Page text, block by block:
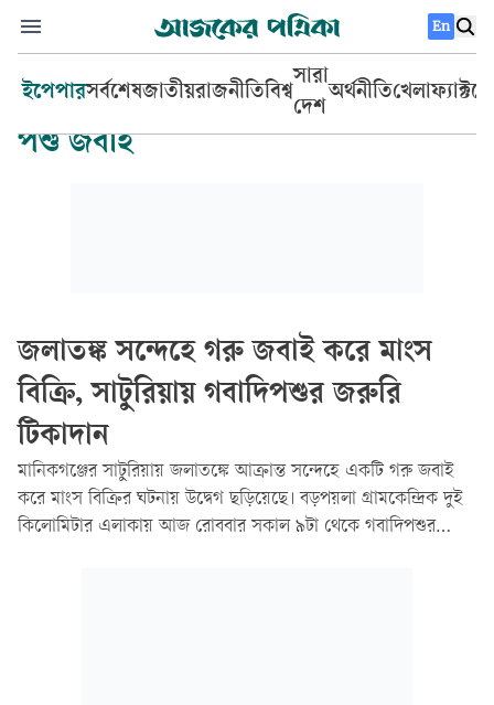
En
ইপেপারসর্বশেষজাতীয়রাজনীতিবিশ্ব
সারা
দেশ
অর্থনীতিখেলা
পশু জবাই
জলাতঙ্ক সন্দেহে গরু জবাই করে মাংস
বিক্রি, সাটুরিয়ায় গবাদিপশুর জরুরি
টিকাদান
মানিকগঞ্জের সাটুরিয়ায় জলাতঙ্কে আক্রান্ত সন্দেহে একটি গরু জবাই
করে মাংস বিক্রির ঘটনায় উদ্বেগ ছড়িয়েছে। বড়পয়লা গ্রামকেন্দ্রিক দুই
কিলোমিটার এলাকায় আজ রোববার সকাল ৯টা থেকে গবাদিপশুর